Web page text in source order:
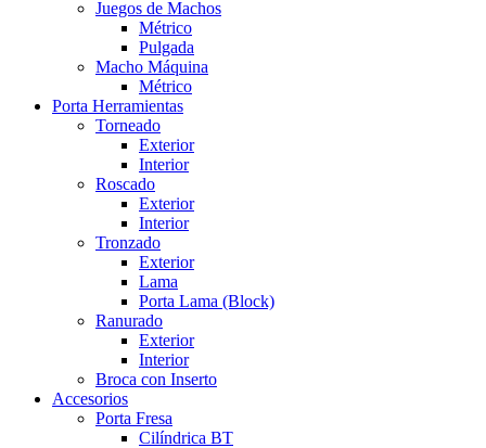
Juegos de Machos
Métrico
Pulgada
Macho Máquina
Métrico
Porta Herramientas
Torneado
Exterior
Interior
Roscado
Exterior
Interior
Tronzado
Exterior
Lama
Porta Lama (Block)
Ranurado
Exterior
Interior
Broca con Inserto
Accesorios
Porta Fresa
Cilíndrica BT